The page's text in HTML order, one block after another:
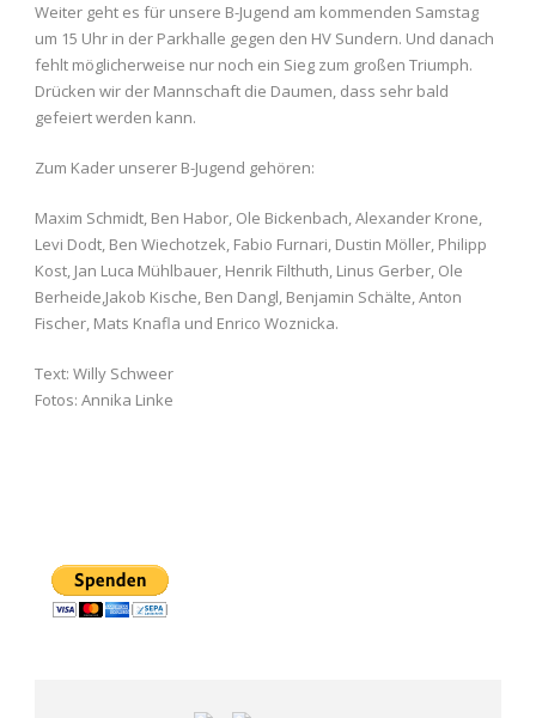
Weiter geht es für unsere B-Jugend am kommenden Samstag
um 15 Uhr in der Parkhalle gegen den HV Sundern. Und danach
fehlt möglicherweise nur noch ein Sieg zum großen Triumph.
Drücken wir der Mannschaft die Daumen, dass sehr bald
gefeiert werden kann.
Zum Kader unserer B-Jugend gehören:
Maxim Schmidt, Ben Habor, Ole Bickenbach, Alexander Krone,
Levi Dodt, Ben Wiechotzek, Fabio Furnari, Dustin Möller, Philipp
Kost, Jan Luca Mühlbauer, Henrik Filthuth, Linus Gerber, Ole
Berheide,Jakob Kische, Ben Dangl, Benjamin Schälte, Anton
Fischer, Mats Knafla und Enrico Woznicka.
Text: Willy Schweer
Fotos: Annika Linke